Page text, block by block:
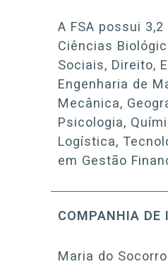
A FSA possui
Ciências
Sociais, Direito,
Engenharia de
Mecânica,
Psicologia,
Logística,
em Gestão
COMPANHIA DE
Maria do